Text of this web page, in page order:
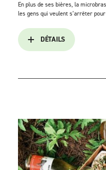
En plus de ses bières, la
les gens qui veulent s’arrêter
DÉTAILS